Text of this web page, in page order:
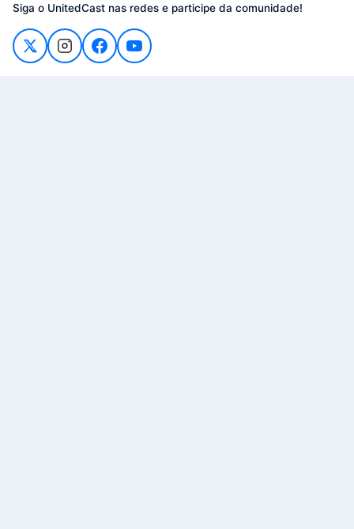
Siga o UnitedCast nas redes e participe da comunidade!